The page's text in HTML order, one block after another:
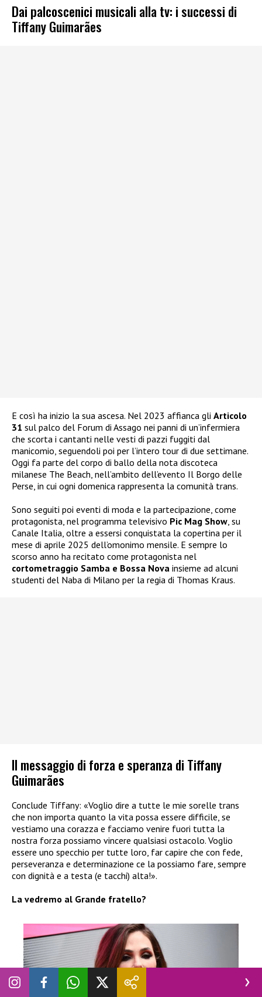
Dai palcoscenici musicali alla tv: i successi di
Tiffany Guimarães
E così ha inizio la sua ascesa. Nel 2023 affianca gli Articolo
31 sul palco del Forum di Assago nei panni di un’infermiera
che scorta i cantanti nelle vesti di pazzi fuggiti dal
manicomio, seguendoli poi per l’intero tour di due settimane.
Oggi fa parte del corpo di ballo della nota discoteca
milanese The Beach, nell’ambito dell’evento Il Borgo delle
Perse, in cui ogni domenica rappresenta la comunità trans.
Sono seguiti poi eventi di moda e la partecipazione, come
protagonista, nel programma televisivo Pic Mag Show , su
Canale Italia, oltre a essersi conquistata la copertina per il
mese di aprile 2025 dell’omonimo mensile. E sempre lo
scorso anno ha recitato come protagonista nel
cortometraggio Samba e Bossa Nova insieme ad alcuni
studenti del Naba di Milano per la regia di Thomas Kraus.
Il messaggio di forza e speranza di Tiffany
Guimarães
Conclude Tiffany: «Voglio dire a tutte le mie sorelle trans
che non importa quanto la vita possa essere difficile, se
vestiamo una corazza e facciamo venire fuori tutta la
nostra forza possiamo vincere qualsiasi ostacolo. Voglio
essere uno specchio per tutte loro, far capire che con fede,
perseveranza e determinazione ce la possiamo fare, sempre
con dignità e a testa (e tacchi) alta!».
La vedremo al Grande fratello?